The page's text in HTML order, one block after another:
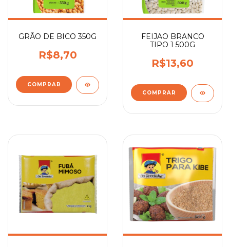
GRÃO DE BICO 350G
R$8,70
FEIJAO BRANCO
TIPO 1 500G
R$13,60